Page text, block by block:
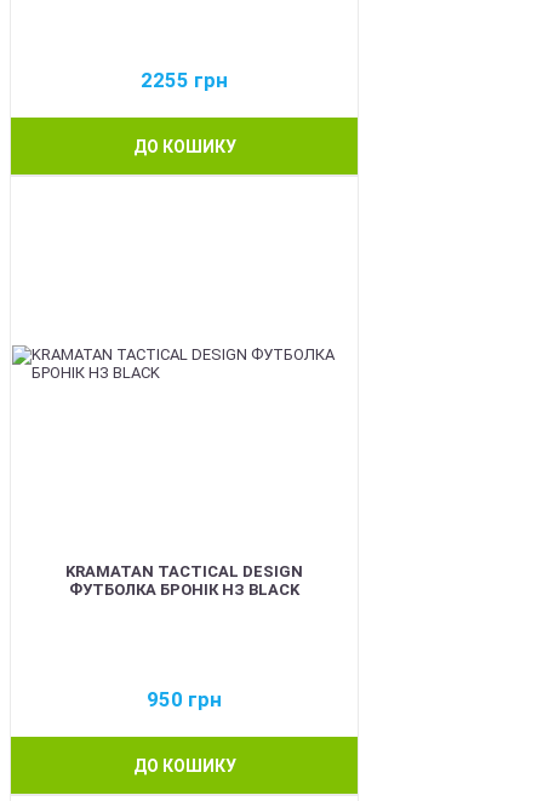
2255 грн
ДО КОШИКУ
KRAMATAN TACTICAL DESIGN
ФУТБОЛКА БРОНІК НЗ BLACK
950 грн
ДО КОШИКУ